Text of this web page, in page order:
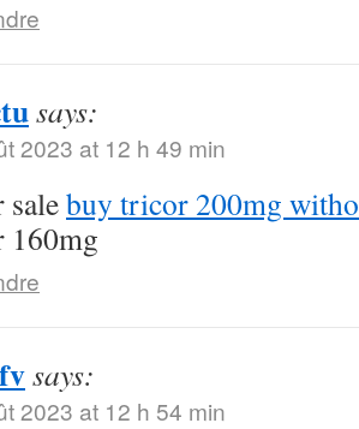
says:
2023 at 12 h 49 min
buy tricor 200mg
says:
2023 at 12 h 54 min